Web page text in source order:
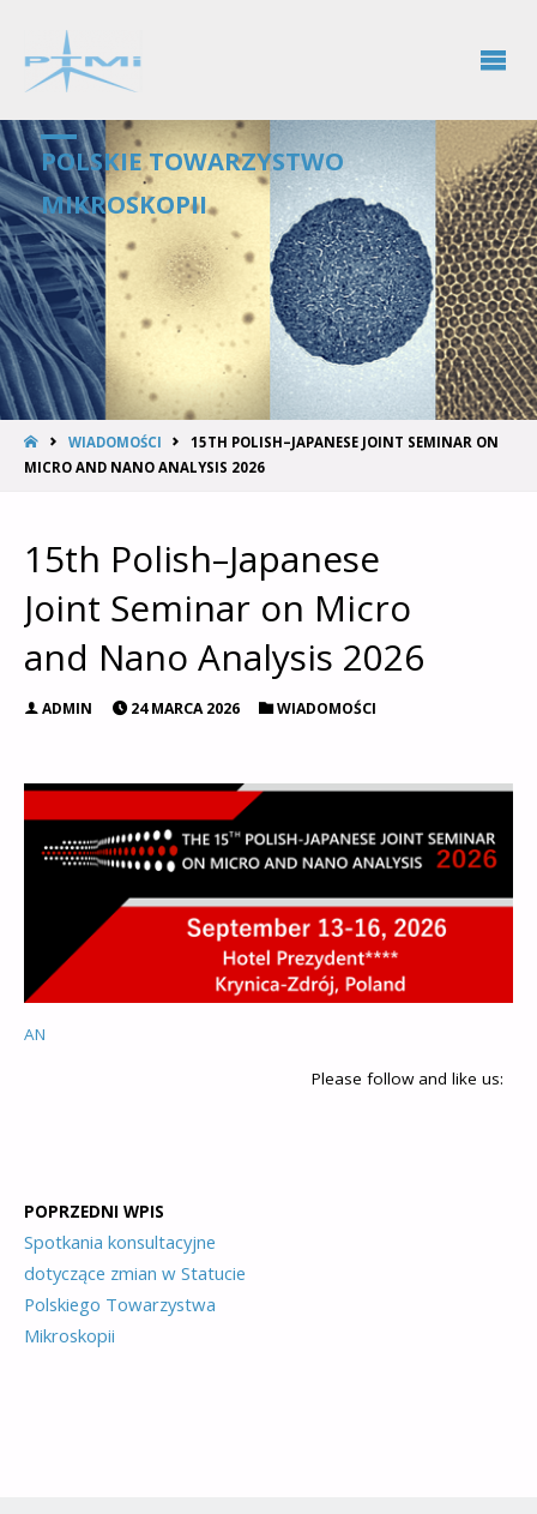
POLSKIE TOWARZYSTWO
MIKROSKOPII
WIADOMOŚCI
15TH POLISH–JAPANESE JOINT SEMINAR ON
MICRO AND NANO ANALYSIS 2026
15th Polish–Japanese
Joint Seminar on Micro
and Nano Analysis 2026
ADMIN 24 MARCA 2026 WIADOMOŚCI
AN
Please follow and like us:
POPRZEDNI WPIS
Spotkania konsultacyjne
dotyczące zmian w Statucie
Polskiego Towarzystwa
Mikroskopii